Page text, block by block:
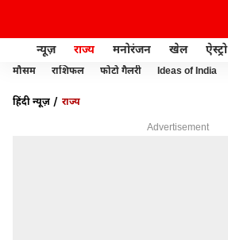
न्यूज़ राज्य मनोरंजन खेल ऐस्ट्रो
मौसम राशिफल फोटो गैलरी Ideas of India
हिंदी न्यूज़
राज्य
Advertisement